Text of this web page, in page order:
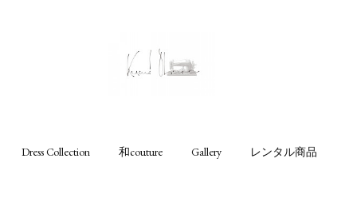
Dress Collection 和couture Gallery レンタル商品